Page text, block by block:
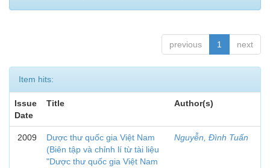
previous 1 next
Item hits:
Issue
Date
Title Author(s)
2009
Dược thư quốc gia Việt Nam
(Biên tập và chỉnh lí từ tài liệu
"Dược thư quốc gia Việt Nam
Nguyễn, Đình Tuấn